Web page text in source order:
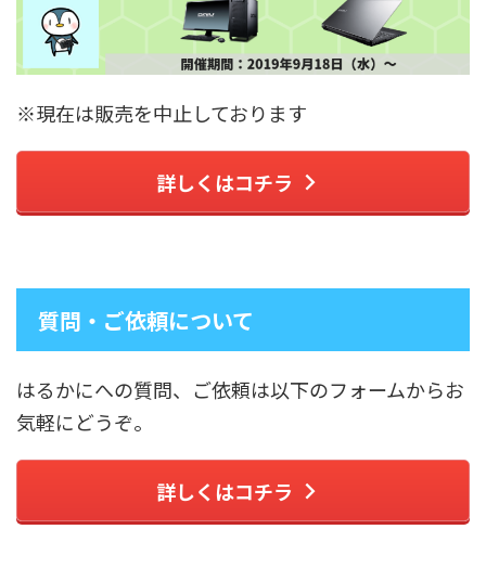
※現在は販売を中止しております
詳しくはコチラ
質問・ご依頼について
はるかにへの質問、ご依頼は以下のフォームからお
気軽にどうぞ。
詳しくはコチラ